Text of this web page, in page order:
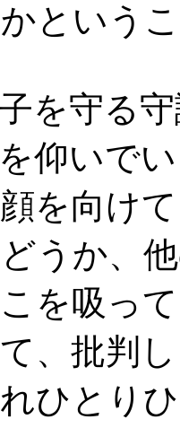
という
を守る
仰いで
を向け
うか、
を吸っ
、批判
ひとり